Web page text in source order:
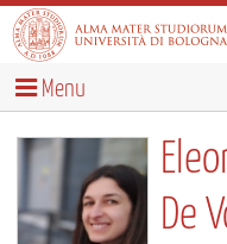
Menu
De